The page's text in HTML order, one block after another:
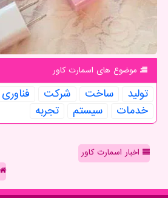
موضوع های اسمارت كاور
تولید ساخت شركت فناوری
خدمات
سیستم تجربه
اخبار اسمارت کاور